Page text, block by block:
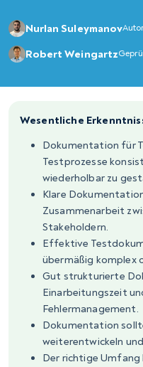
Nurlan Suleymanov
Robert Weingartz
Wesentliche
Dokumentation für
Testprozesse
wiederholbar zu
Klare
Zusammenarbeit
Stakeholdern.
Effektive
übermäßig komplex
Gut strukturierte
Einarbeitungszeit
Fehlermanagement.
Dokumentation
weiterentwickeln
Der richtige